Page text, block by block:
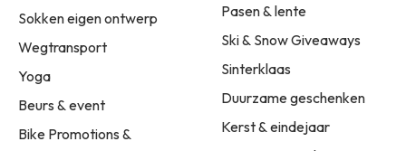
Sokken eigen ontwerp
Wegtransport
Yoga
Beurs & event
Bike Promotions &
Pasen & lente
Ski & Snow Giveaways
Sinterklaas
Duurzame geschenken
Kerst & eindejaar